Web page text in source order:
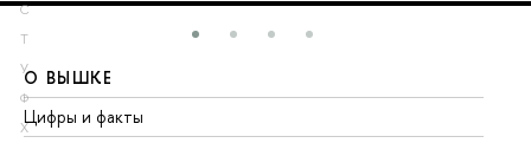
С
Т
У
Ф
Х
О ВЫШКЕ
Цифры и факты